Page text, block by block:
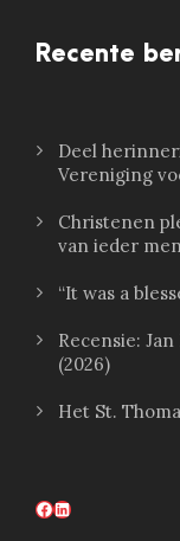
Recente
Deel
Vereniging
Christenen
van ieder
“It was a
Recensie:
(2026)
Het St.
Facebook LinkedIn